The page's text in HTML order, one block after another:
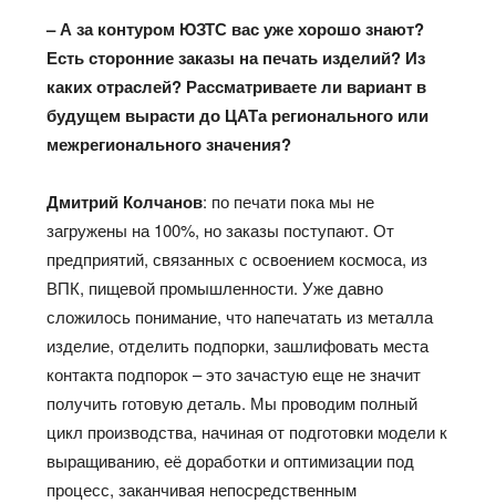
– А за контуром ЮЗТС вас уже хорошо знают?
Есть сторонние заказы на печать изделий? Из
каких отраслей? Рассматриваете ли вариант в
будущем вырасти до ЦАТа регионального или
межрегионального значения?
Дмитрий Колчанов: по печати пока мы не
загружены на 100%, но заказы поступают. От
предприятий, связанных с освоением космоса, из
ВПК, пищевой промышленности. Уже давно
сложилось понимание, что напечатать из металла
изделие, отделить подпорки, зашлифовать места
контакта подпорок – это зачастую еще не значит
получить готовую деталь. Мы проводим полный
цикл производства, начиная от подготовки модели к
выращиванию, её доработки и оптимизации под
процесс, заканчивая непосредственным